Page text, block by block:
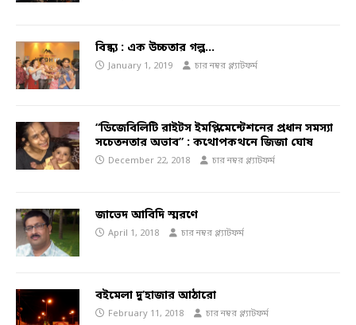
বিন্ধ্য : এক উচ্চতার গল্প…
January 1, 2019 চার নম্বর প্ল্যাটফর্ম
“ডিজেবিলিটি রাইটস ইমপ্লিমেন্টেশনের প্রধান সমস্যা
সচেতনতার অভাব” : কথোপকথনে জিজা ঘোষ
December 22, 2018 চার নম্বর প্ল্যাটফর্ম
জাভেদ আবিদি স্মরণে
April 1, 2018 চার নম্বর প্ল্যাটফর্ম
বইমেলা দু’হাজার আঠারো
February 11, 2018 চার নম্বর প্ল্যাটফর্ম